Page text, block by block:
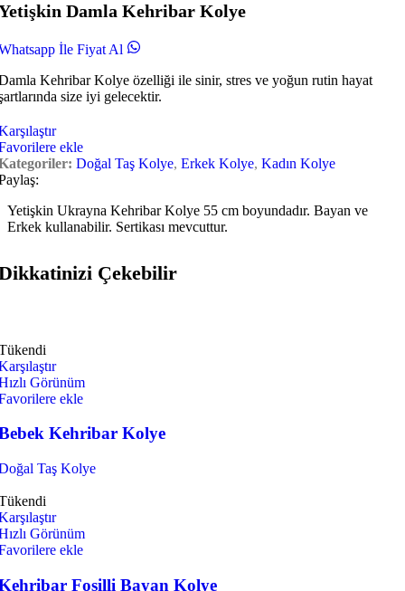
Damla Kehribar Kolye
İle Fiyat Al
Kehribar Kolye özelliği ile sinir, stres ve yoğun rutin hayat
size iyi gelecektir.
ekle
Doğal Taş Kolye, Erkek Kolye, Kadın Kolye
Yetişkin Ukrayna Kehribar Kolye 55 cm boyundadır. Bayan ve
Erkek kullanabilir. Sertikası mevcuttur.
Çekebilir
Görünüm
ekle
Kehribar Kolye
Taş Kolye
Görünüm
ekle
Fosilli Bayan Kolye